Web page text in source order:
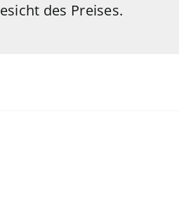
des Preises.